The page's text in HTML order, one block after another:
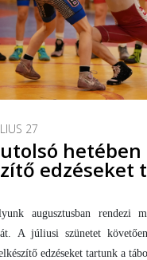
27
hetében
edzéseket
augusztusban rendezi
A júliusi szünetet
edzéseket tartunk a